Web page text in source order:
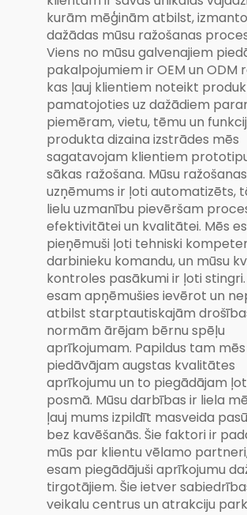
kurām mēģinām atbilst,
dažādas mūsu ražošanas
Viens no mūsu galvenajiem
pakalpojumiem ir OEM un ODM
kas ļauj klientiem noteikt
pamatojoties uz dažādiem
piemēram, vietu, tēmu un
produkta dizaina izstrādes mēs
sagatavojam klientiem
sākas ražošana. Mūsu ražošanas
uzņēmums ir ļoti automatizēts,
lielu uzmanību pievēršam
efektivitātei un kvalitātei. Mēs
pieņēmuši ļoti tehniski
darbinieku komandu, un mūsu
kontroles pasākumi ir ļoti stingri.
esam apņēmušies ievērot un
atbilst starptautiskajām
normām ārējam bērnu spēļu
aprīkojumam. Papildus tam mēs
piedāvājam augstas kvalitātes
aprīkojumu un to piegādājam
posmā. Mūsu darbības ir liela
ļauj mums izpildīt masveida
bez kavēšanās. Šie faktori ir
mūs par klientu vēlamo
esam piegādājuši aprīkojumu
tirgotājiem. Šie ietver
veikalu centrus un atrakciju